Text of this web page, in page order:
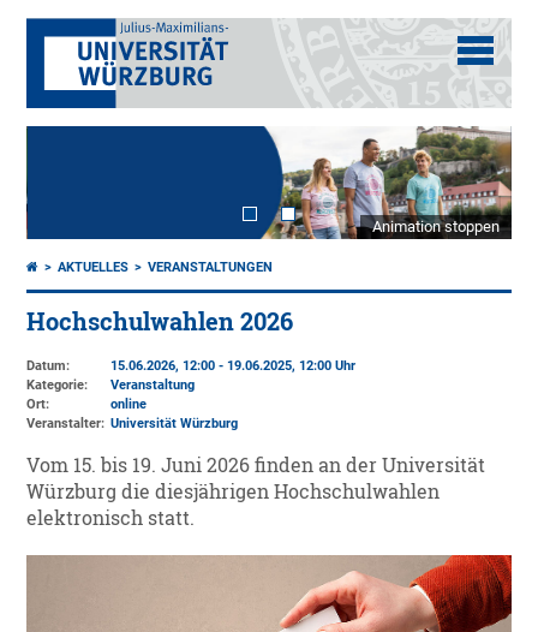
Animation stoppen
AKTUELLES VERANSTALTUNGEN
Hochschulwahlen 2026
Datum:
15.06.2026, 12:00 - 19.06.2025, 12:00 Uhr
Kategorie:
Veranstaltung
Ort:
online
Veranstalter: Universität Würzburg
Vom 15. bis 19. Juni 2026 finden an der Universität
Würzburg die diesjährigen Hochschulwahlen
elektronisch statt.